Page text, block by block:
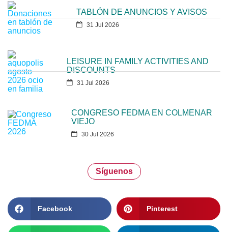
TABLÓN DE ANUNCIOS Y AVISOS
31 Jul 2026
LEISURE IN FAMILY ACTIVITIES AND
DISCOUNTS
31 Jul 2026
CONGRESO FEDMA EN COLMENAR
VIEJO
30 Jul 2026
Síguenos
Facebook Pinterest